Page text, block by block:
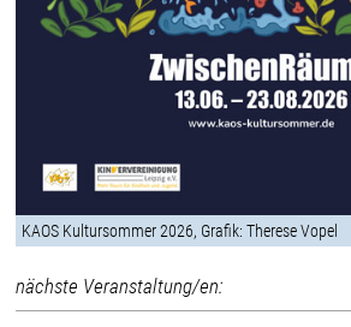
KAOS Kultursommer 2026, Grafik: Therese Vopel
nächste Veranstaltung/en: